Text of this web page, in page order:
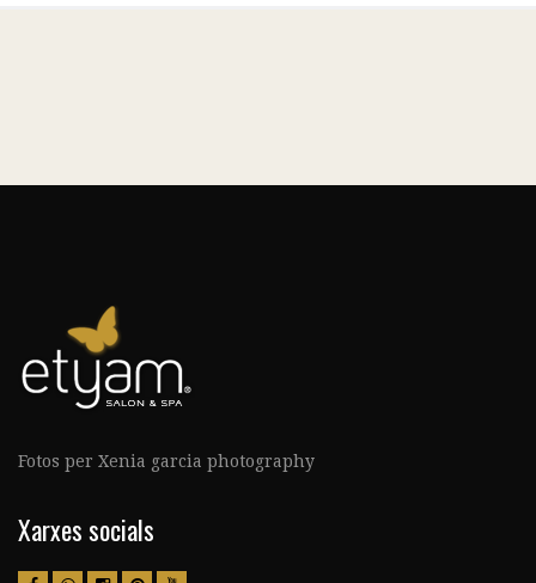
Fotos per Xenia garcia photography
Xarxes socials